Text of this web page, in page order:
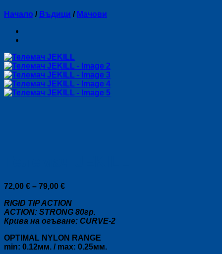
Начало / Въдици / Мачови
72,00 € – 79,00 €Price
72,00 €
through
79,00 €
RIGID TIP ACTION
ACTION: STRONG 80гр.
Крива на огъване: CURVE-2
OPTIMAL NYLON RANGE
min: 0.12мм. / max: 0.25мм.